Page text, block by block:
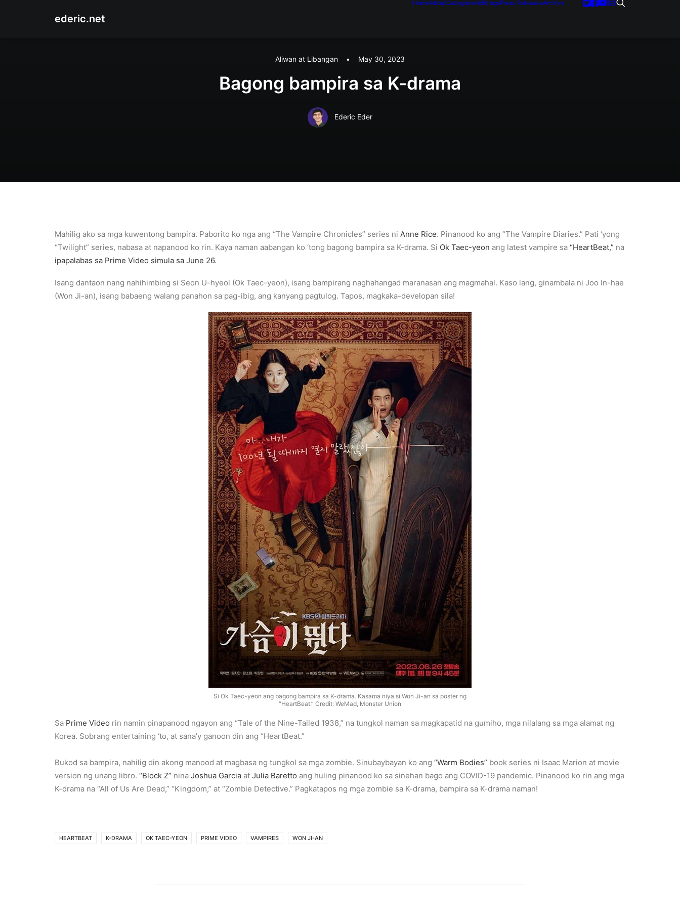
ederic.net
HomeAboutCategoriesWritingsPress ReleasesArchive
Aliwan at Libangan • May 30, 2023
Bagong bampira sa K-drama
Ederic Eder
Mahilig ako sa mga kuwentong bampira. Paborito ko nga ang “The Vampire Chronicles” series ni Anne Rice. Pinanood ko ang “The Vampire Diaries.” Pati ‘yong
“Twilight” series, nabasa at napanood ko rin. Kaya naman aabangan ko ‘tong bagong bampira sa K-drama. Si Ok Taec-yeon ang latest vampire sa “HeartBeat,” na
ipapalabas sa Prime Video simula sa June 26.
Isang dantaon nang nahihimbing si Seon U-hyeol (Ok Taec-yeon), isang bampirang naghahangad maranasan ang magmahal. Kaso lang, ginambala ni Joo In-hae
(Won Ji-an), isang babaeng walang panahon sa pag-ibig, ang kanyang pagtulog. Tapos, magkaka-developan sila!
Si Ok Taec-yeon ang bagong bampira sa K-drama. Kasama niya si Won Ji-an sa poster ng
“HeartBeat.” Credit: WeMad, Monster Union
Sa Prime Video rin namin pinapanood ngayon ang “Tale of the Nine-Tailed 1938,” na tungkol naman sa magkapatid na gumiho, mga nilalang sa mga alamat ng
Korea. Sobrang entertaining ‘to, at sana’y ganoon din ang “HeartBeat.”
Bukod sa bampira, nahilig din akong manood at magbasa ng tungkol sa mga zombie. Sinubaybayan ko ang “Warm Bodies” book series ni Isaac Marion at movie
version ng unang libro. “Block Z” nina Joshua Garcia at Julia Baretto ang huling pinanood ko sa sinehan bago ang COVID-19 pandemic. Pinanood ko rin ang mga
K-drama na “All of Us Are Dead,” “Kingdom,” at “Zombie Detective.” Pagkatapos ng mga zombie sa K-drama, bampira sa K-drama naman!
HEARTBEAT K-DRAMA OK TAEC-YEON PRIME VIDEO VAMPIRES WON JI-AN